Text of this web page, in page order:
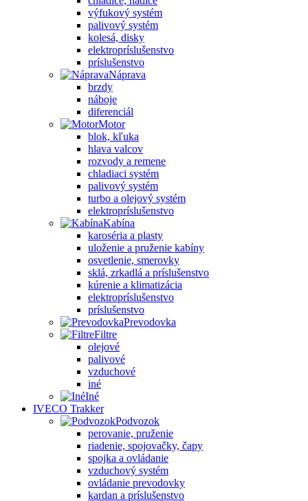
výfukový systém
palivový systém
kolesá, disky
elektropríslušenstvo
príslušenstvo
Náprava
brzdy
náboje
diferenciál
Motor
blok, kľuka
hlava valcov
rozvody a remene
chladiaci systém
palivový systém
turbo a olejový systém
elektropríslušenstvo
Kabína
karoséria a plasty
uloženie a pruženie kabíny
osvetlenie, smerovky
sklá, zrkadlá a príslušenstvo
kúrenie a klimatizácia
elektropríslušenstvo
príslušenstvo
Prevodovka
Filtre
olejové
palivové
vzduchové
iné
Iné
IVECO Trakker
Podvozok
perovanie, pruženie
riadenie, spojovačky, čapy
spojka a ovládanie
vzduchový systém
ovládanie prevodovky
kardan a príslušenstvo